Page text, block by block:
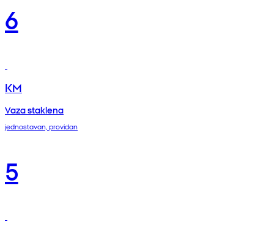
6
KM
Vaza staklena
jednostavan, providan
5